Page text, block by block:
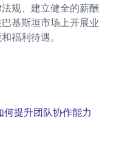
规、建立健全的薪酬
基斯坦市场上开展业
福利待遇。
提升团队协作能力